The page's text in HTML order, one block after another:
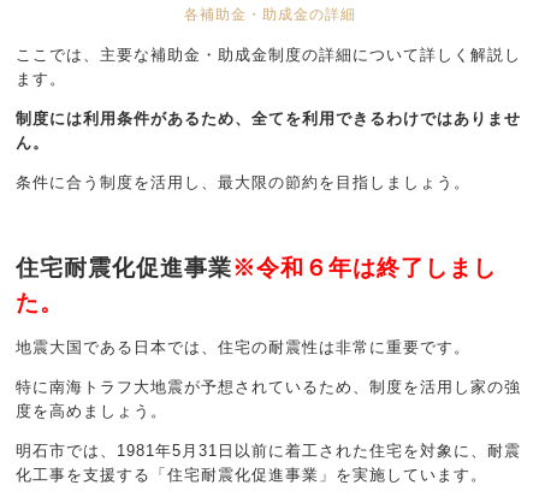
各補助金・助成金の詳細
ここでは、主要な補助金・助成金制度の詳細について詳しく解説し
ます。
制度には利用条件があるため、全てを利用できるわけではありませ
ん。
条件に合う制度を活用し、最大限の節約を目指しましょう。
住宅耐震化促進事業※令和６年は終了しまし
た。
地震大国である日本では、住宅の耐震性は非常に重要です。
特に南海トラフ大地震が予想されているため、制度を活用し家の強
度を高めましょう。
明石市では、1981年5月31日以前に着工された住宅を対象に、耐震
化工事を支援する「住宅耐震化促進事業」を実施しています。